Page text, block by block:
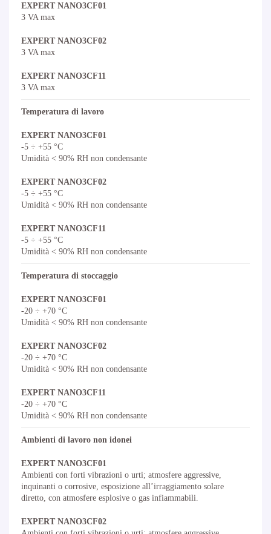
EXPERT NANO3CF01
3 VA max
EXPERT NANO3CF02
3 VA max
EXPERT NANO3CF11
3 VA max
Temperatura di lavoro
EXPERT NANO3CF01
-5 ÷ +55 °C
Umidità < 90% RH non condensante
EXPERT NANO3CF02
-5 ÷ +55 °C
Umidità < 90% RH non condensante
EXPERT NANO3CF11
-5 ÷ +55 °C
Umidità < 90% RH non condensante
Temperatura di stoccaggio
EXPERT NANO3CF01
-20 ÷ +70 °C
Umidità < 90% RH non condensante
EXPERT NANO3CF02
-20 ÷ +70 °C
Umidità < 90% RH non condensante
EXPERT NANO3CF11
-20 ÷ +70 °C
Umidità < 90% RH non condensante
Ambienti di lavoro non idonei
EXPERT NANO3CF01
Ambienti con forti vibrazioni o urti; atmosfere aggressive,
inquinanti o corrosive, esposizione all’irraggiamento solare
diretto, con atmosfere esplosive o gas infiammabili.
EXPERT NANO3CF02